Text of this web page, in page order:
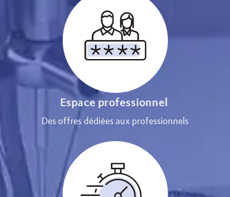
Espace professionnel
Des offres dédiées aux professionnels